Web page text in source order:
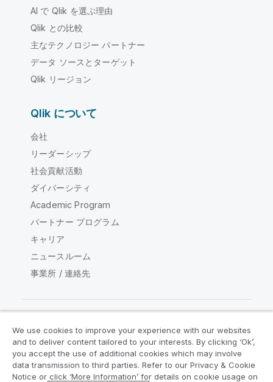
AI で Qlik を選ぶ理由
Qlik との比較
主なテクノロジー パートナー
データ ソースとターゲット
Qlik リージョン
Qlik について
会社
リーダーシップ
社会貢献活動
ダイバーシティ
Academic Program
パートナー プログラム
キャリア
ニュースルーム
事業所 / 連絡先
Qlik コミュニティ
法的契約 製品規約
Legal Policies
We use cookies to improve your experience with our websites
and to deliver content tailored to your interests. By clicking ‘Ok’,
you accept the use of additional cookies which may involve
data transmission to third parties. Refer to our Privacy & Cookie
Notice or click ‘More Information’ for details on cookie usage on